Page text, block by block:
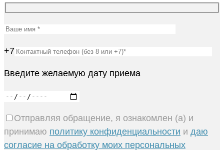
+7
Введите желаемую дату приема
Отправляя обращение, я ознакомлен (а) и
принимаю политику конфиденциальности и даю
согласие на обработку моих персональных